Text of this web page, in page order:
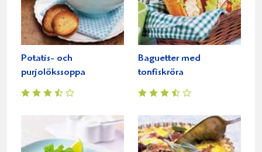
Potatis- och
purjolökssoppa
Baguetter med
tonfiskröra